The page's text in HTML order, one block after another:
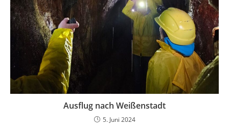
Ausflug nach Weißenstadt
5. Juni 2024